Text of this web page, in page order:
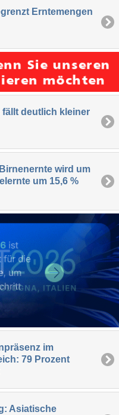
Erntemengen
fällt deutlich kleiner
wird um
um 15,6 %
im
79 Prozent
Asiatische